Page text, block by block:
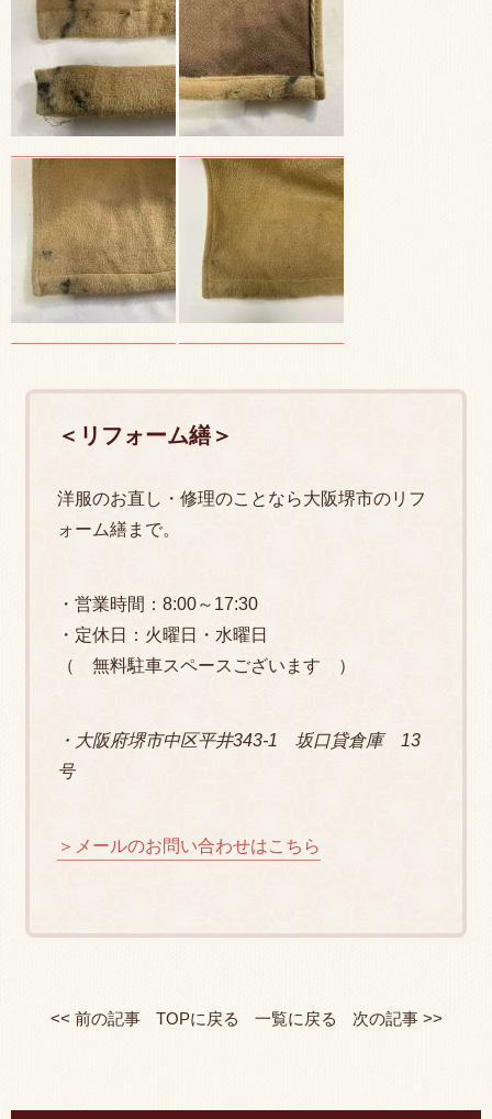
＜リフォーム繕＞
洋服のお直し・修理のことなら大阪堺市のリフ
ォーム繕まで。
・営業時間：8:00～17:30
・定休日：火曜日・水曜日
（ 無料駐車スペースございます ）
・大阪府堺市中区平井343-1 坂口貸倉庫 13
号
＞メールのお問い合わせはこちら
<< 前の記事 TOPに戻る 一覧に戻る 次の記事 >>